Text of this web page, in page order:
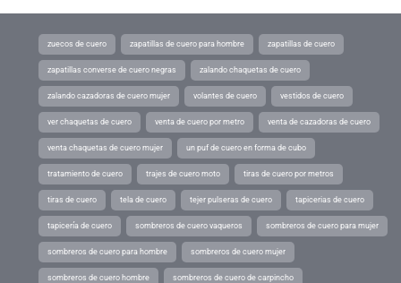
zuecos de cuero zapatillas de cuero para hombre zapatillas de cuero
zapatillas converse de cuero negras zalando chaquetas de cuero
zalando cazadoras de cuero mujer volantes de cuero vestidos de cuero
ver chaquetas de cuero venta de cuero por metro venta de cazadoras de cuero
venta chaquetas de cuero mujer un puf de cuero en forma de cubo
tratamiento de cuero trajes de cuero moto tiras de cuero por metros
tiras de cuero tela de cuero tejer pulseras de cuero tapicerias de cuero
tapicería de cuero sombreros de cuero vaqueros sombreros de cuero para mujer
sombreros de cuero para hombre sombreros de cuero mujer
sombreros de cuero hombre sombreros de cuero de carpincho